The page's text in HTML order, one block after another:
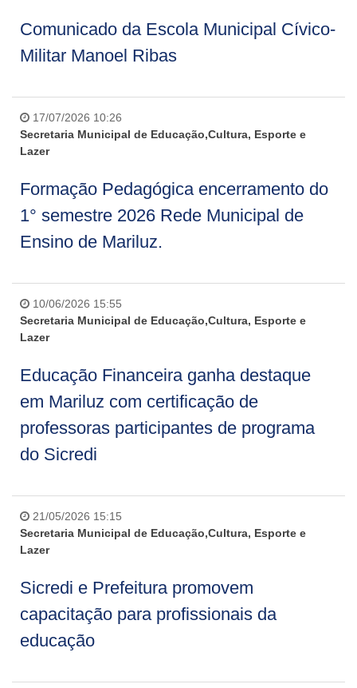
Comunicado da Escola Municipal Cívico-
Militar Manoel Ribas
17/07/2026 10:26
Secretaria Municipal de Educação,Cultura, Esporte e
Lazer
Formação Pedagógica encerramento do
1° semestre 2026 Rede Municipal de
Ensino de Mariluz.
10/06/2026 15:55
Secretaria Municipal de Educação,Cultura, Esporte e
Lazer
Educação Financeira ganha destaque
em Mariluz com certificação de
professoras participantes de programa
do Sicredi
21/05/2026 15:15
Secretaria Municipal de Educação,Cultura, Esporte e
Lazer
Sicredi e Prefeitura promovem
capacitação para profissionais da
educação